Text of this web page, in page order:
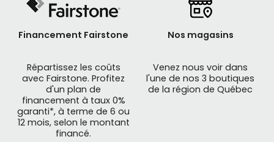
Financement Fairstone
Répartissez les coûts
avec Fairstone. Profitez
d'un plan de
financement à taux 0%
garanti*, à terme de 6 ou
12 mois, selon le montant
financé.
Nos magasins
Venez nous voir dans
l'une de nos 3 boutiques
de la région de Québec